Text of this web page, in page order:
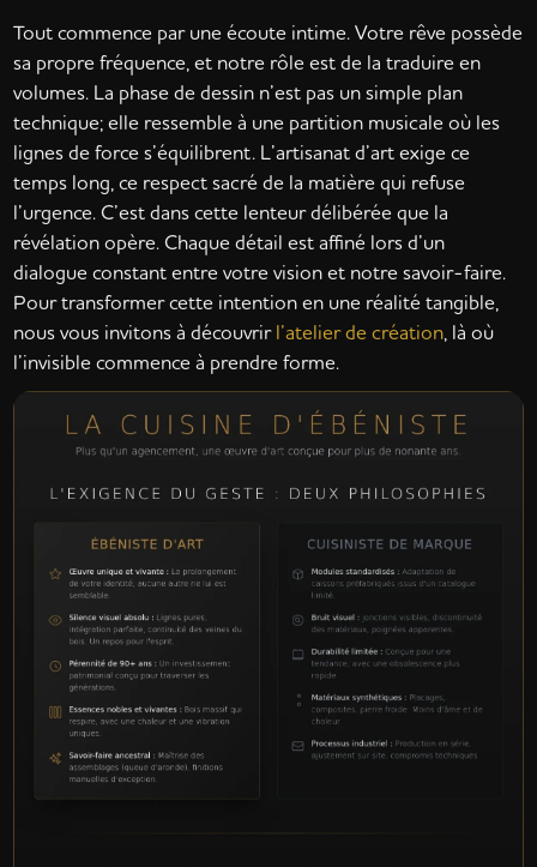
Tout commence par une écoute intime. Votre rêve possède
sa propre fréquence, et notre rôle est de la traduire en
volumes. La phase de dessin n’est pas un simple plan
technique; elle ressemble à une partition musicale où les
lignes de force s’équilibrent. L’artisanat d’art exige ce
temps long, ce respect sacré de la matière qui refuse
l’urgence. C’est dans cette lenteur délibérée que la
révélation opère. Chaque détail est affiné lors d’un
dialogue constant entre votre vision et notre savoir-faire.
Pour transformer cette intention en une réalité tangible,
nous vous invitons à découvrirl’atelier de création , là où
l’invisible commence à prendre forme.